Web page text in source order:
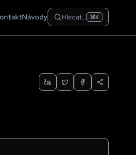
Návody Hledat… ⌘K